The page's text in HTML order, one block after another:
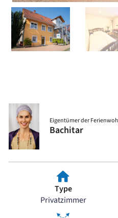
Eigentümer der
Bachitar
Type
Privatzimmer